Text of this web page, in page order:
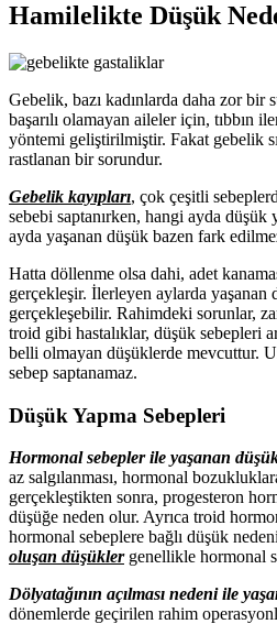
Hamilelikte Düşük
Gebelik, bazı kadınlarda daha zor bir
başarılı olamayan aileler için, tıbbın
yöntemi geliştirilmiştir. Fakat gebelik
rastlanan bir sorundur.
Gebelik kayıpları, çok çeşitli
sebebi saptanırken, hangi ayda düşük
ayda yaşanan düşük bazen fark
Hatta döllenme olsa dahi, adet
gerçekleşir. İlerleyen aylarda yaşanan
gerçekleşebilir. Rahimdeki sorunlar,
troid gibi hastalıklar, düşük sebepleri
belli olmayan düşüklerde mevcuttur.
sebep saptanamaz.
Düşük Yapma Sebepleri
Hormonal sebepler ile yaşanan
az salgılanması, hormonal
gerçekleştikten sonra, progesteron
düşüğe neden olur. Ayrıca troid
hormonal sebeplere bağlı düşük
oluşan düşüklergenellikle hormonal
Dölyatağının açılması nedeni ile
dönemlerde geçirilen rahim